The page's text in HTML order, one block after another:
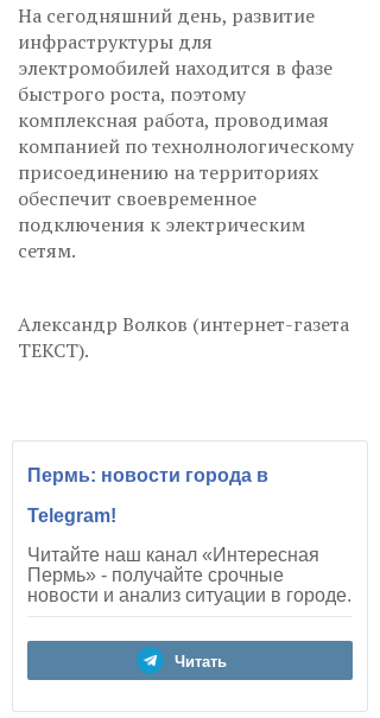
На сегодняшний день, развитие
инфраструктуры для
электромобилей находится в фазе
быстрого роста, поэтому
комплексная работа, проводимая
компанией по технолнологическому
присоединению на территориях
обеспечит своевременное
подключения к электрическим
сетям.
Александр Волков (интернет-газета
ТЕКСТ).
Пермь: новости города в
Telegram!
Читайте наш канал «Интересная
Пермь» - получайте срочные
новости и анализ ситуации в городе.
Читать